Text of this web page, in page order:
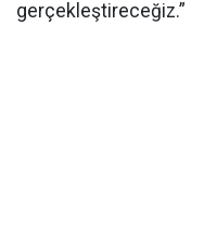
gerçekleştireceğiz.”